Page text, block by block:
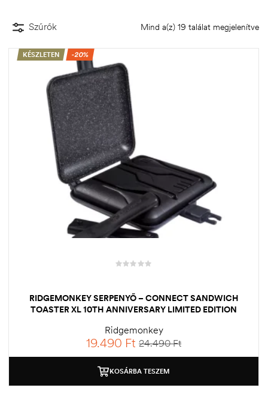
Szűrők Mind a(z) 19 találat megjelenítve
KÉSZLETEN -20%
RIDGEMONKEY SERPENYŐ – CONNECT SANDWICH
TOASTER XL 10TH ANNIVERSARY LIMITED EDITION
Ridgemonkey
24.490Ft
19.490 Ft
KOSÁRBA TESZEM